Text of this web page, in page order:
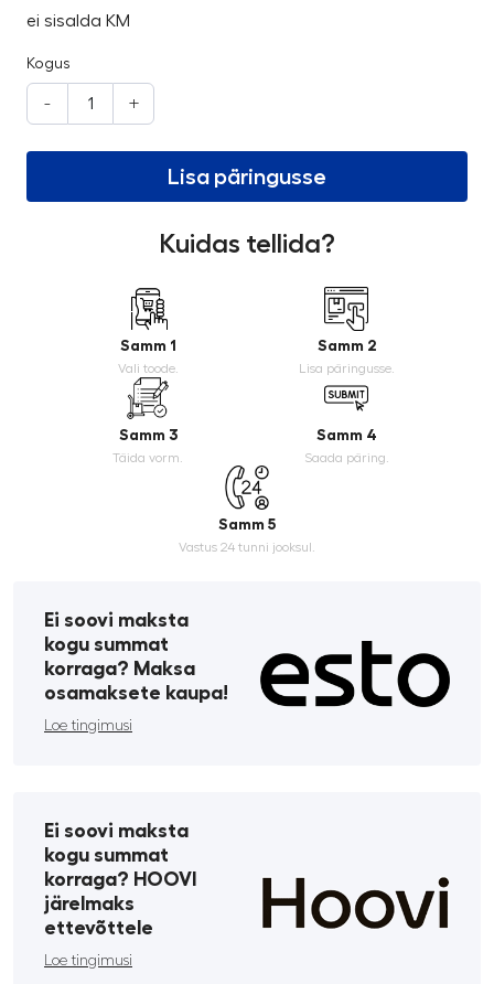
ei sisalda KM
Kogus
- +
Lisa päringusse
Kuidas tellida?
Samm 1
Vali toode.
Samm 2
Lisa päringusse.
Samm 3
Täida vorm.
Samm 4
Saada päring.
Samm 5
Vastus 24 tunni jooksul.
Ei soovi maksta
kogu summat
korraga? Maksa
osamaksete kaupa!
Loe tingimusi
Ei soovi maksta
kogu summat
korraga? HOOVI
järelmaks
ettevõttele
Loe tingimusi